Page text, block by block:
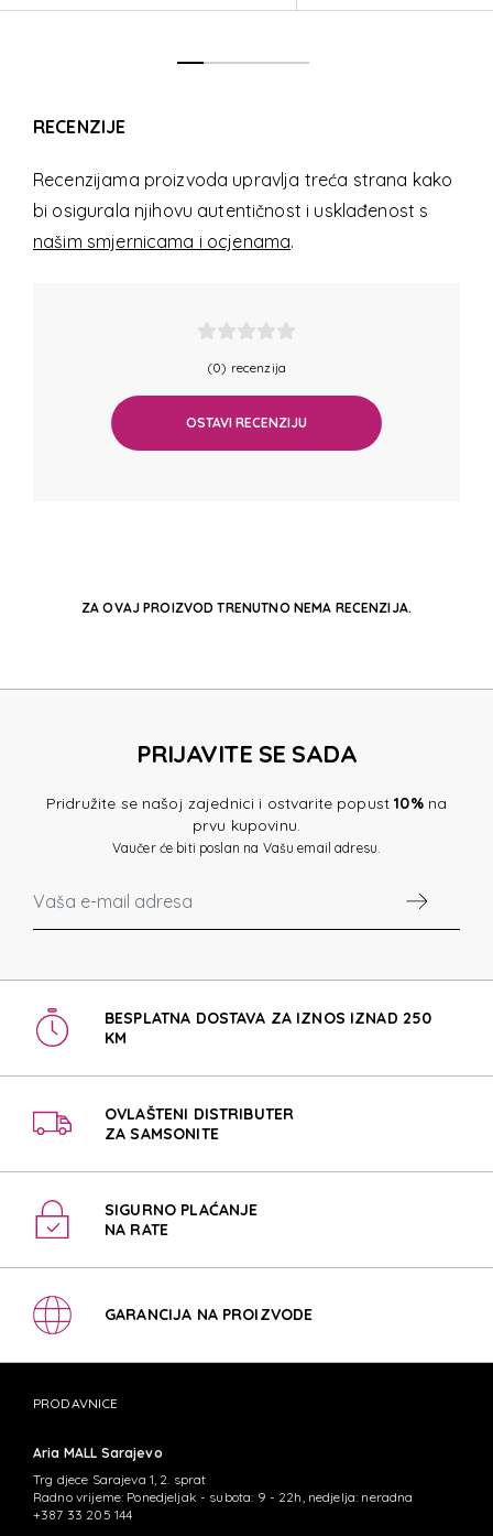
RECENZIJE
Recenzijama proizvoda upravlja treća strana kako
bi osigurala njihovu autentičnost i usklađenost s
našim smjernicama i ocjenama.
(0) recenzija
OSTAVI RECENZIJU
ZA OVAJ PROIZVOD TRENUTNO NEMA RECENZIJA.
PRIJAVITE SE SADA
Pridružite se našoj zajednici i ostvarite popust10%na
prvu kupovinu.
Vaučer će biti poslan na Vašu email adresu.
BESPLATNA DOSTAVA ZA IZNOS IZNAD 250
KM
OVLAŠTENI DISTRIBUTER
ZA SAMSONITE
SIGURNO PLAĆANJE
NA RATE
GARANCIJA NA PROIZVODE
PRODAVNICE
Aria MALL Sarajevo
Trg djece Sarajeva 1, 2. sprat
Radno vrijeme: Ponedjeljak - subota: 9 - 22h, nedjelja: neradna
+387 33 205 144